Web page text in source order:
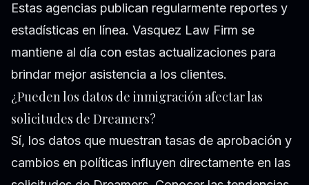
Estas agencias publican regularmente reportes y
estadísticas en línea. Vasquez Law Firm se
mantiene al día con estas actualizaciones para
brindar mejor asistencia a los clientes.
¿Pueden los datos de inmigración afectar las
solicitudes de Dreamers?
Sí, los datos que muestran tasas de aprobación y
cambios en políticas influyen directamente en las